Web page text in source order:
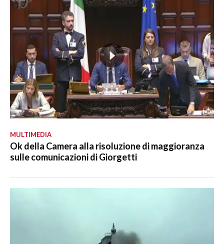
MULTIMEDIA
Ok della Camera alla risoluzione di maggioranza
sulle comunicazioni di Giorgetti